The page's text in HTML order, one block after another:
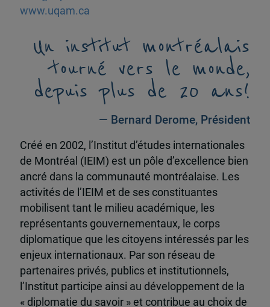
www.uqam.ca
Un institut montréalais
tourné vers le monde,
depuis plus de 20 ans!
— Bernard Derome, Président
Créé en 2002, l’Institut d’études internationales
de Montréal (IEIM) est un pôle d’excellence bien
ancré dans la communauté montréalaise. Les
activités de l’IEIM et de ses constituantes
mobilisent tant le milieu académique, les
représentants gouvernementaux, le corps
diplomatique que les citoyens intéressés par les
enjeux internationaux. Par son réseau de
partenaires privés, publics et institutionnels,
l’Institut participe ainsi au développement de la
« diplomatie du savoir » et contribue au choix de